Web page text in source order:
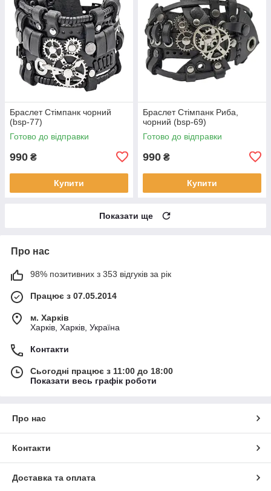
Браслет Стімпанк чорний
(bsp-77)
Готово до відправки
990 ₴
Купити
Браслет Стімпанк Риба,
чорний (bsp-69)
Готово до відправки
990 ₴
Купити
Показати ще
Про нас
98% позитивних з 353 відгуків за рік
Працює з 07.05.2014
м. Харків
Харків, Харків, Україна
Контакти
Сьогодні працює з 11:00 до 18:00
Показати весь графік роботи
Про нас
Контакти
Доставка та оплата